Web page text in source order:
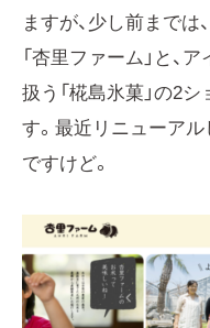
ますが、少し前までは
「杏里ファーム」と、
扱う「椛島氷菓」の2
す。最近リニューア
ですけど。